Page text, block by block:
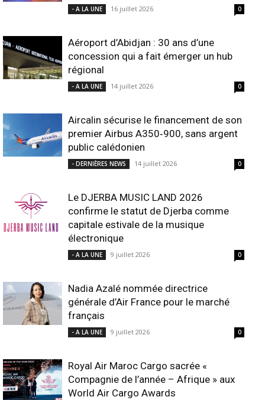
- A LA UNE 16 juillet 2026 0
Aéroport d’Abidjan : 30 ans d’une
concession qui a fait émerger un hub
régional
- A LA UNE 14 juillet 2026 0
Aircalin sécurise le financement de son
premier Airbus A350‑900, sans argent
public calédonien
- DERNIÈRES NEWS 14 juillet 2026 0
Le DJERBA MUSIC LAND 2026
confirme le statut de Djerba comme
capitale estivale de la musique
électronique
- A LA UNE 9 juillet 2026 0
Nadia Azalé nommée directrice
générale d’Air France pour le marché
français
- A LA UNE 9 juillet 2026 0
Royal Air Maroc Cargo sacrée «
Compagnie de l’année – Afrique » aux
World Air Cargo Awards